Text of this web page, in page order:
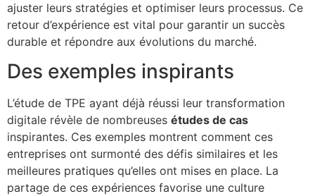
ajuster leurs stratégies et optimiser leurs processus. Ce
retour d’expérience est vital pour garantir un succès
durable et répondre aux évolutions du marché.
Des exemples inspirants
L’étude de TPE ayant déjà réussi leur transformation
digitale révèle de nombreuses études de cas
inspirantes. Ces exemples montrent comment ces
entreprises ont surmonté des défis similaires et les
meilleures pratiques qu’elles ont mises en place. La
partage de ces expériences favorise une culture